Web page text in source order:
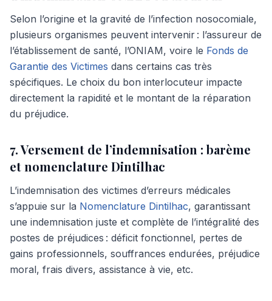
Selon l’origine et la gravité de l’infection nosocomiale,
plusieurs organismes peuvent intervenir : l’assureur de
l’établissement de santé, l’ONIAM, voire le Fonds de
Garantie des Victimes dans certains cas très
spécifiques. Le choix du bon interlocuteur impacte
directement la rapidité et le montant de la réparation
du préjudice.
7. Versement de l’indemnisation : barème
et nomenclature Dintilhac
L’indemnisation des victimes d’erreurs médicales
s’appuie sur la Nomenclature Dintilhac, garantissant
une indemnisation juste et complète de l’intégralité des
postes de préjudices : déficit fonctionnel, pertes de
gains professionnels, souffrances endurées, préjudice
moral, frais divers, assistance à vie, etc.